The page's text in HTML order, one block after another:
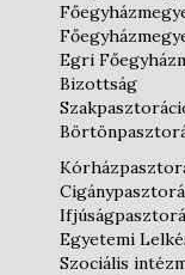
Egri
Bizottság
Egyetemi
Szociális